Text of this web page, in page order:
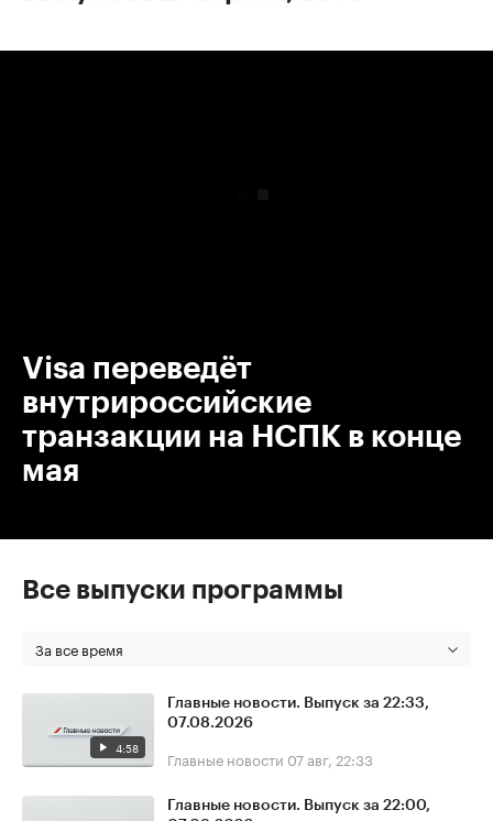
Visa переведёт
внутрироссийские
транзакции на НСПК в конце
мая
Все выпуски программы
За все время
4:58
Главные новости. Выпуск за 22:33,
07.08.2026
Главные новости 07 авг, 22:33
Главные новости. Выпуск за 22:00,